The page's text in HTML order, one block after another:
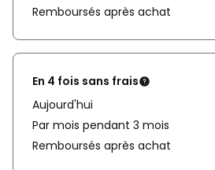
Remboursés après achat
En 4 fois sans frais
Aujourd'hui
Par mois pendant 3 mois
Remboursés après achat